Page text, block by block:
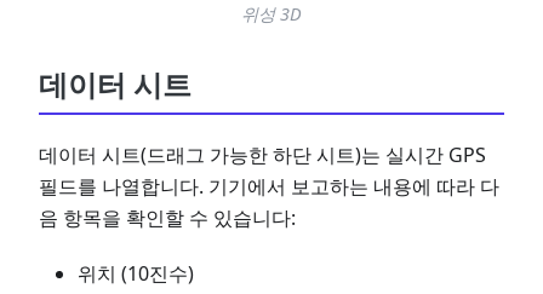
위성 3D
데이터 시트
데이터 시트(드래그 가능한 하단 시트)는 실시간 GPS
필드를 나열합니다. 기기에서 보고하는 내용에 따라 다
음 항목을 확인할 수 있습니다:
위치 (10진수)